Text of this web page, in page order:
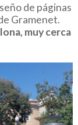
de páginas
Gramenet.
muy cerca